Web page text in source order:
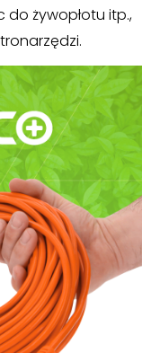
do żywopłotu itp.,